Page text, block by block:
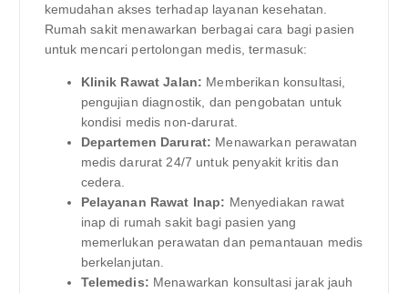
kemudahan akses terhadap layanan kesehatan.
Rumah sakit menawarkan berbagai cara bagi pasien
untuk mencari pertolongan medis, termasuk:
Klinik Rawat Jalan: Memberikan konsultasi,
pengujian diagnostik, dan pengobatan untuk
kondisi medis non-darurat.
Departemen Darurat: Menawarkan perawatan
medis darurat 24/7 untuk penyakit kritis dan
cedera.
Pelayanan Rawat Inap: Menyediakan rawat
inap di rumah sakit bagi pasien yang
memerlukan perawatan dan pemantauan medis
berkelanjutan.
Telemedis: Menawarkan konsultasi jarak jauh